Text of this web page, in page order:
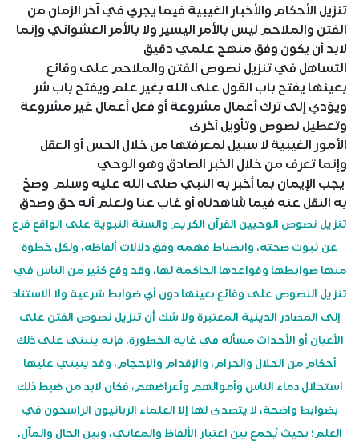
تنزيل الأحكام والأخبار الغيبية فيما يجري في آخر الزمان من
الفتن والملاحم ليس بالأمر اليسير ولا بالأمر العشوائي وإنما
لابد أن يكون وفق منهج علمي دقيق
التساهل في تنزيل نصوص الفتن والملاحم على وقائع
بعينها يفتح باب القول على الله بغير علم ويفتح باب شر
ويؤدي إلى ترك أعمال مشروعة أو فعل أعمال غير مشروعة
وتعطيل نصوص وتأويل أخرى
الأمور الغيبية لا سبيل لمعرفتها من خلال الحس أو العقل
وإنما تعرف من خلال الخبر الصادق وهو الوحي
يجب الإيمان بما أخبر به النبي صلى الله عليه وسلم وصحّ
به النقل عنه فيما شاهدناه أو غاب عنا ونعلم أنه حق وصدق
تنزيل نصوص الوحيين القرآن الكريم والسنة النبوية على الواقع فرع
عن ثبوت صحته، وانضباط فهمه وفق دلالات ألفاظه، ولكل خطوة
منها ضوابطها وقواعدها الحاكمة لها، وقد وقع كثير من الناس في
تنزيل النصوص على وقائع بعينها دون أي ضوابط شرعية ولا الاستناد
إلى المصادر الدينية المعتبرة ولا شك أن تنزيل نصوص الفتن على
الأعيان أو الأحداث مسألة في غاية الخطورة، فإنه ينبني على ذلك
أحكام من الحلال والحرام، والإقدام والإحجام، وقد ينبني عليها
استحلال دماء الناس وأموالهم وأعراضهم، فكان لابد من ضبط ذلك
بضوابط واضحة، لا يتصدى لها إلا العلماء الربانيون الراسخون في
العلم؛ بحيث يُجمع بين اعتبار الألفاظ والمعاني، وبين الحال والمآل.